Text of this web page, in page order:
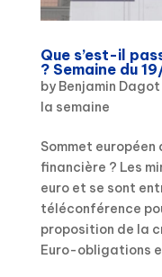
Que s’est-il
? Semaine du
by Benjamin Dagot
la semaine
Sommet
financière ? Les
euro et se sont
téléconférence
proposition de la
Euro-obligations